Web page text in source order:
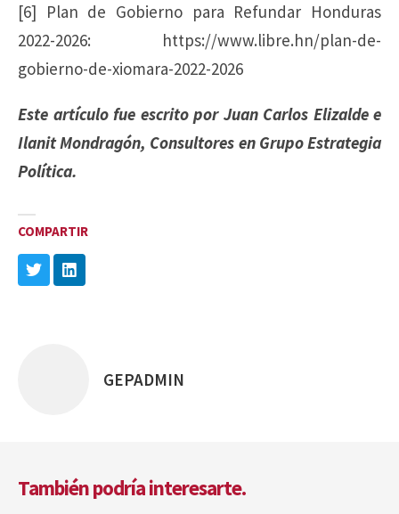
[6] Plan de Gobierno para Refundar Honduras
2022-2026: https://www.libre.hn/plan-de-
gobierno-de-xiomara-2022-2026
Este artículo fue escrito por Juan Carlos Elizalde e
Ilanit Mondragón, Consultores en Grupo Estrategia
Política.
COMPARTIR
Posted
GEPADMIN
También podría interesarte.